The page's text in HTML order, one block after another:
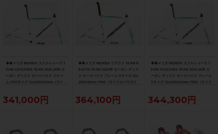
◆◆メリダ MERIDA スクルトゥーラ T
EAM SCULTURA TEAM 2025-26年 カ
ーボン ディスク ロードバイク フレー
ム XXSサイズ 12x100/142mm（サイ
341,000円
◆◆メリダ MERIDA リアクト TEAM R
EACTO TEAM 2025年 カーボン ディス
ク ロードバイク フレーム Sサイズ 12x
100/142mm 700C（サイクルパラダイ
364,100円
◆◆メリダ MERIDA スクルトゥーラ T
EAM SCULTURA TEAM 2025-26年 カ
ーボン ディスク ロードバイク フレーム
Sサイズ 12x100/142mm 700C（サイク
344,300円